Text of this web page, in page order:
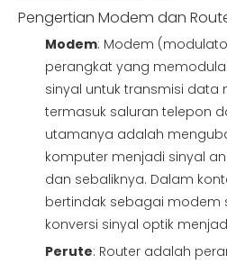
Pengertian Modem dan
Modem: Modem
perangkat yang
sinyal untuk transmisi data
termasuk saluran telepon
utamanya adalah
komputer menjadi sinyal
dan sebaliknya. Dalam
bertindak sebagai modem
konversi sinyal optik
Perute: Router adalah